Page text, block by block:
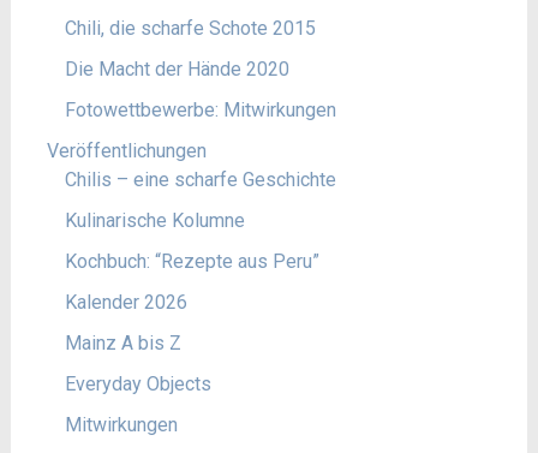
Chili, die scharfe Schote 2015
Die Macht der Hände 2020
Fotowettbewerbe: Mitwirkungen
Veröffentlichungen
Chilis – eine scharfe Geschichte
Kulinarische Kolumne
Kochbuch: “Rezepte aus Peru”
Kalender 2026
Mainz A bis Z
Everyday Objects
Mitwirkungen